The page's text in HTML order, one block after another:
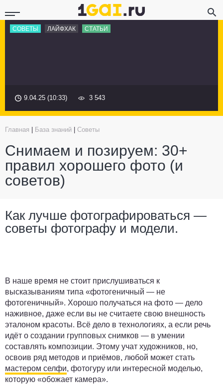
СОВЕТЫ ЛАЙФХАК СТАТЬИ
9.04.25 (10:33) 3 543
Главная База знаний Советы
Снимаем и позируем: 30+
правил хорошего фото (и
советов)
Как лучше фотографироваться —
советы фотографу и модели.
В наше время не стоит прислушиваться к
высказываниям типа «фотогеничный — не
фотогеничный». Хорошо получаться на фото — дело
наживное, даже если вы не считаете свою внешность
эталоном красоты. Всё дело в технологиях, а если речь
идёт о создании групповых снимков — в умении
составлять композиции. Этому учат художников, но,
освоив ряд методов и приёмов, любой может стать
мастером селфи, фотогуру или интересной моделью,
которую «обожает камера».